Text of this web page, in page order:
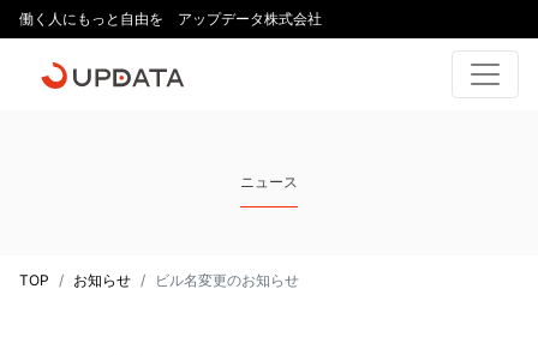
働く人にもっと自由を アップデータ株式会社
ニュース
TOP お知らせ ビル名変更のお知らせ